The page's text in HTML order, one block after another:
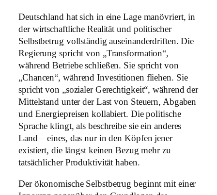
Deutschland hat sich in eine Lage manövriert, in
der wirtschaftliche Realität und politischer
Selbstbetrug vollständig auseinanderdriften. Die
Regierung spricht von „Transformation“,
während Betriebe schließen. Sie spricht von
„Chancen“, während Investitionen fliehen. Sie
spricht von „sozialer Gerechtigkeit“, während der
Mittelstand unter der Last von Steuern, Abgaben
und Energiepreisen kollabiert. Die politische
Sprache klingt, als beschreibe sie ein anderes
Land – eines, das nur in den Köpfen jener
existiert, die längst keinen Bezug mehr zu
tatsächlicher Produktivität haben.
Der ökonomische Selbstbetrug beginnt mit einer